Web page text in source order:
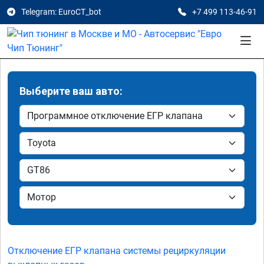
Telegram: EuroCT_bot +7 499 113-46-91
Выберите ваш авто:
Отключение ЕГР клапана системы рециркуляции